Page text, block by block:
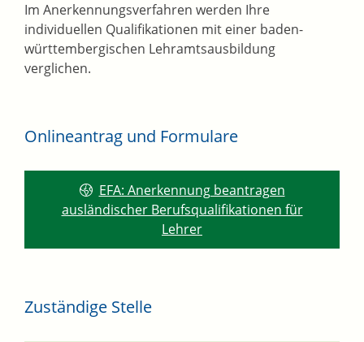
Im Anerkennungsverfahren werden Ihre
individuellen Qualifi­kationen mit einer baden-
württembergischen Lehramtsausbildung
verglichen.
Onlineantrag und Formulare
EFA: Anerkennung beantragen
ausländischer Berufsqualifikationen für
Lehrer
Zuständige Stelle